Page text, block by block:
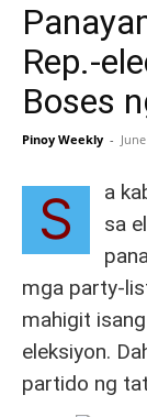
Rep.-
Boses
Pinoy Weekly -
S
a
sa
mga party-
mahigit
eleksiyon.
partido ng